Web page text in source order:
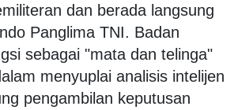
dan berada langsung
Panglima TNI. Badan
sebagai "mata dan telinga"
menyuplai analisis intelijen
pengambilan keputusan